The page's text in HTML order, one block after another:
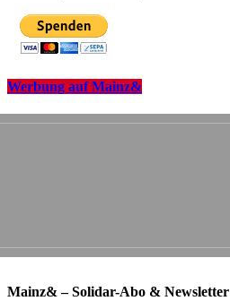
Werbung auf Mainz&
Mainz& – Solidar-Abo & Newsletter